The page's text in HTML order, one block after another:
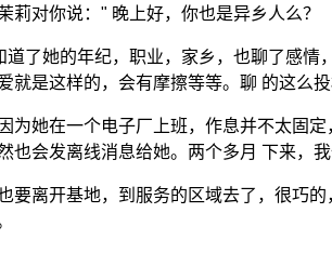
莉对你说：" 晚上好，你也是异乡人么？
了她的年纪，职业，家乡，也聊了感
就是这样的，会有摩擦等等。聊 的这么
为她在一个电子厂上班，作息并不太固
也会发离线消息给她。两个多月 下来，
要离开基地，到服务的区域去了，很